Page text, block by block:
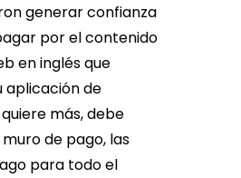
generar confianza
por el contenido
en inglés que
aplicación de
más, debe
de pago, las
para todo el